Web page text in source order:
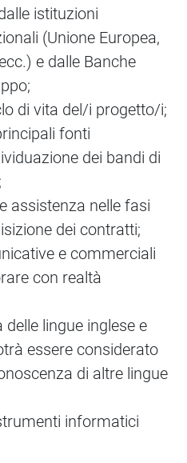
istituzioni
(Unione Europea,
e dalle Banche
di vita del/i progetto/i;
fonti
dei bandi di
assistenza nelle fasi
dei contratti;
e commerciali
con realtà
lingue inglese e
essere considerato
di altre lingue
informatici